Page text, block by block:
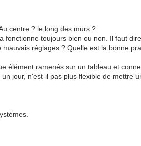
centre ? le long des murs ?
toujours bien ou non. Il faut
réglages ? Quelle est la bonne
élément ramenés sur un tableau et
jour, n'est-il pas plus flexible de mettre